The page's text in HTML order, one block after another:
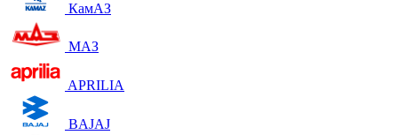
КамАЗ
МАЗ
APRILIA
BAJAJ